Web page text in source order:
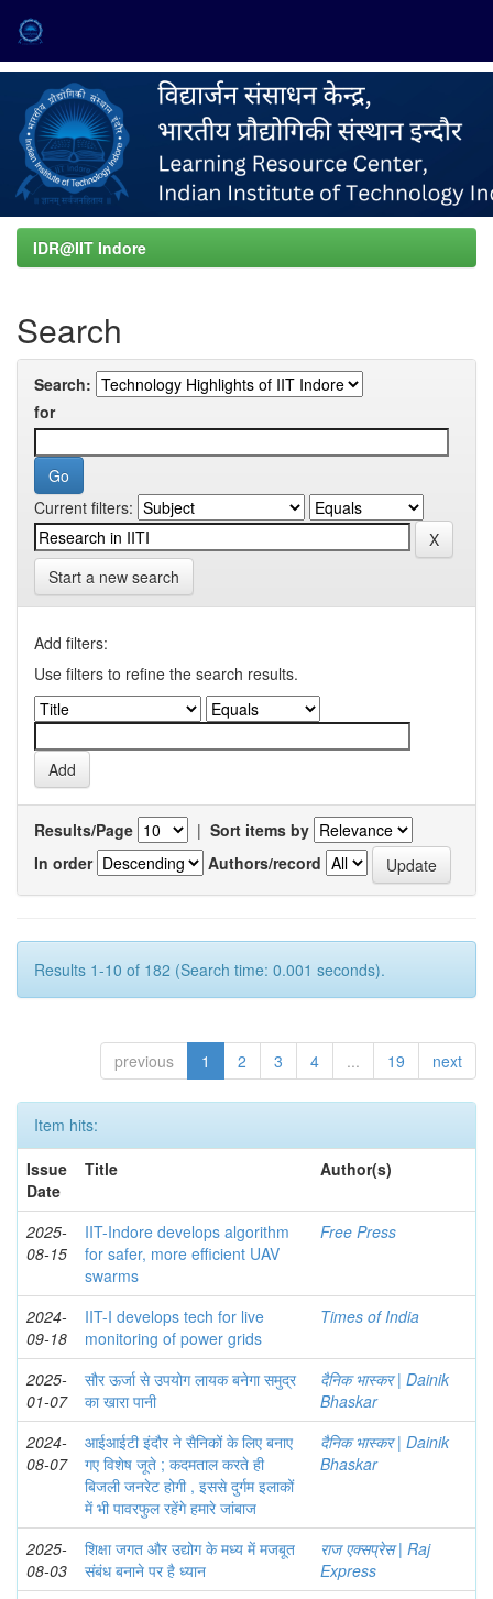
navigation
IDR@IIT Indore
Search
Search:
for
Current filters:
Start a new search
Add filters:
Use filters to refine the search results.
Results/Page | Sort items by
In order
Authors/record
Results 1-10 of 182 (Search time: 0.001 seconds).
previous 1 2 3 4 ... 19 next
Item hits:
Issue
Date
Title Author(s)
2025-
08-15
IIT-Indore develops algorithm
for safer, more efficient UAV
swarms
Free Press
2024-
09-18
IIT-I develops tech for live
monitoring of power grids
Times of India
2025-
01-07
सौर ऊर्जा से उपयोग लायक बनेगा समुद्र
का खारा पानी
दैनिक भास्कर | Dainik
Bhaskar
2024-
08-07
आईआईटी इंदौर ने सैनिकों के लिए बनाए
गए विशेष जूते ; कदमताल करते ही
बिजली जनरेट होगी , इससे दुर्गम इलाकों
में भी पावरफुल रहेंगे हमारे जांबाज
दैनिक भास्कर | Dainik
Bhaskar
2025-
08-03
शिक्षा जगत और उद्योग के मध्य में मजबूत
संबंध बनाने पर है ध्यान
राज एक्सप्रेस | Raj
Express